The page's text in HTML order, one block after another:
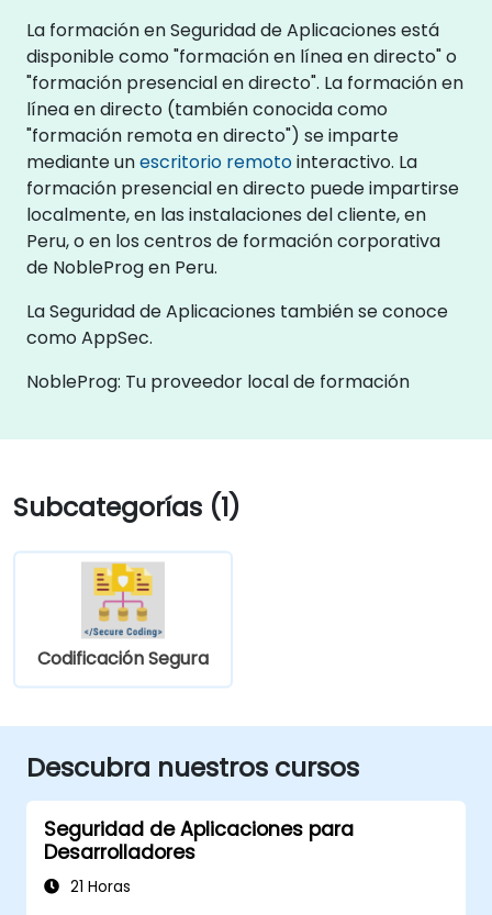
La formación en Seguridad de Aplicaciones está
disponible como "formación en línea en directo" o
"formación presencial en directo". La formación en
línea en directo (también conocida como
"formación remota en directo") se imparte
mediante unescritorio remotointeractivo. La
formación presencial en directo puede impartirse
localmente, en las instalaciones del cliente, en
Peru, o en los centros de formación corporativa
de NobleProg en Peru.
La Seguridad de Aplicaciones también se conoce
como AppSec.
NobleProg: Tu proveedor local de formación
Subcategorías (1)
Codificación Segura
Descubra nuestros cursos
Seguridad de Aplicaciones para
Desarrolladores
21 Horas